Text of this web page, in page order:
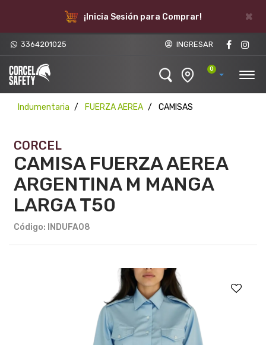
×
¡Inicia Sesión para Comprar!
3364201025 INGRESAR
0
Indumentaria FUERZA AEREA CAMISAS
CORCEL
CAMISA FUERZA AEREA
ARGENTINA M MANGA
LARGA T50
Código: INDUFA08